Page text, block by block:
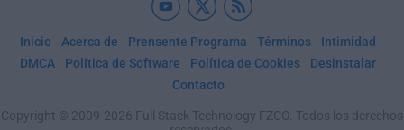
Inicio Acerca de Prensente Programa Términos
Intimidad
DMCA
Política de Software Política de Cookies
Desinstalar
Contacto
Copyright © 2009-2026 Full Stack Technology FZCO. Todos los derechos